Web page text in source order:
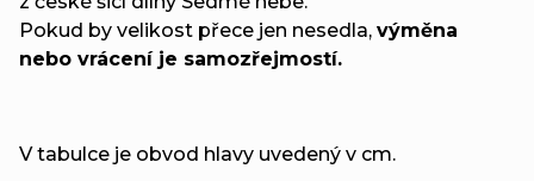
Pokud by velikost přece jen nesedla, výměna
nebo vrácení je samozřejmostí.
V tabulce je obvod hlavy uvedený v cm.